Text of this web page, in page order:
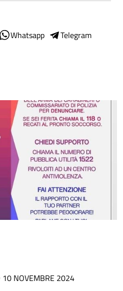
Whatsapp
Telegram
10 NOVEMBRE 2024